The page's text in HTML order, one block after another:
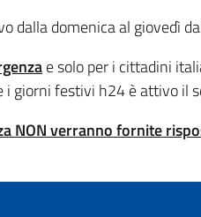
dalla domenica al giovedì
e solo per i cittadini
i giorni festivi h24 è attivo il
NON verranno fornite